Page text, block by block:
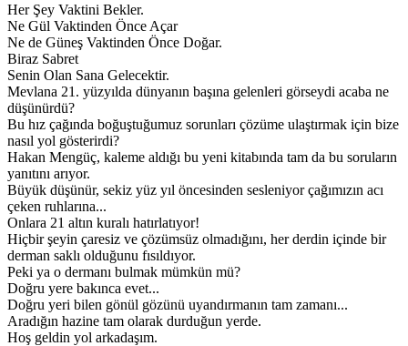
Her Şey Vaktini Bekler.
Ne Gül Vaktinden Önce Açar
Ne de Güneş Vaktinden Önce Doğar.
Biraz Sabret
Senin Olan Sana Gelecektir.
Mevlana 21. yüzyılda dünyanın başına gelenleri görseydi acaba ne
düşünürdü?
Bu hız çağında boğuştuğumuz sorunları çözüme ulaştırmak için bize
nasıl yol gösterirdi?
Hakan Mengüç, kaleme aldığı bu yeni kitabında tam da bu soruların
yanıtını arıyor.
Büyük düşünür, sekiz yüz yıl öncesinden sesleniyor çağımızın acı
çeken ruhlarına...
Onlara 21 altın kuralı hatırlatıyor!
Hiçbir şeyin çaresiz ve çözümsüz olmadığını, her derdin içinde bir
derman saklı olduğunu fısıldıyor.
Peki ya o dermanı bulmak mümkün mü?
Doğru yere bakınca evet...
Doğru yeri bilen gönül gözünü uyandırmanın tam zamanı...
Aradığın hazine tam olarak durduğun yerde.
Hoş geldin yol arkadaşım.